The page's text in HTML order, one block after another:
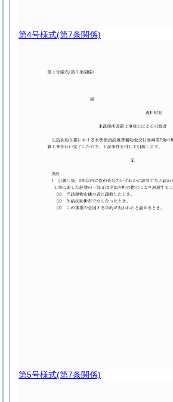
第4号様式(第7条関係)
第5号様式(第7条関係)